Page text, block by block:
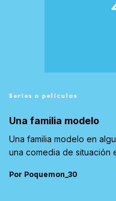
Series o películas
Una familia modelo
Una familia modelo en
una comedia de situación
Por Poquemon_30